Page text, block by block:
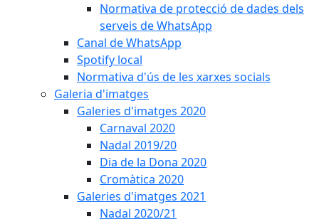
Normativa de protecció de dades dels
serveis de WhatsApp
Canal de WhatsApp
Spotify local
Normativa d'ús de les xarxes socials
Galeria d'imatges
Galeries d'imatges 2020
Carnaval 2020
Nadal 2019/20
Dia de la Dona 2020
Cromàtica 2020
Galeries d'imatges 2021
Nadal 2020/21